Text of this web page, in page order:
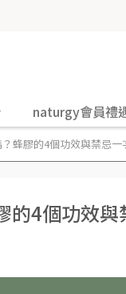
naturgy會員禮
蜂膠的4個功效與禁忌一
4個功效與